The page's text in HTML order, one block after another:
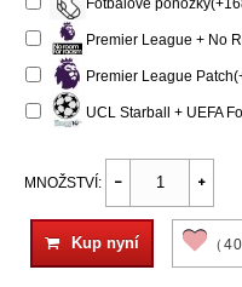
Premier League + No
Premier League
UCL Starball + UEFA
MNOŽSTVÍ:
Kup nyní （